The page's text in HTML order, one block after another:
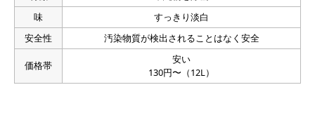
大容量タンクで給水が楽
詳細ページ 公式サイト
味
すっきり淡白
安全性
汚染物質が検出されることはなく安全
価格帯
安い
130円〜（12L）